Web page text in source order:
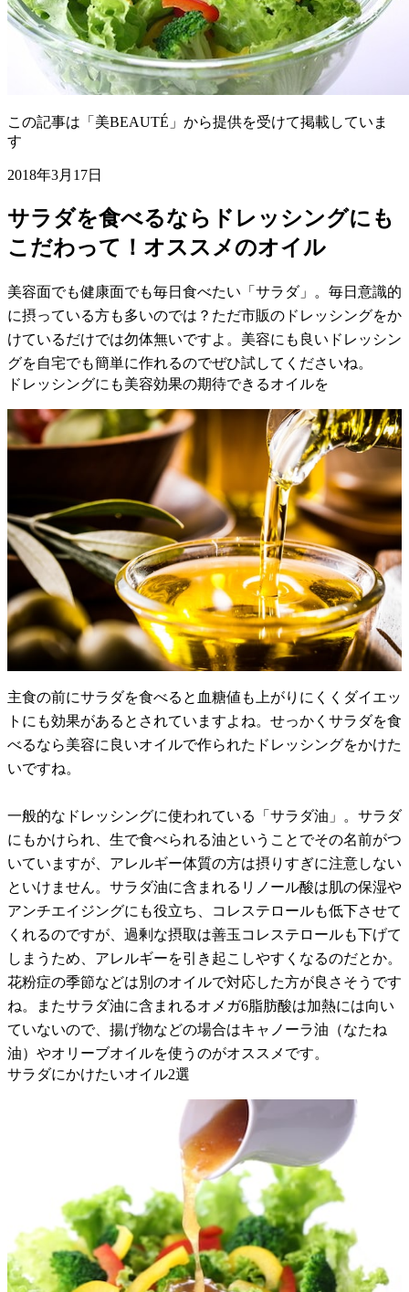
この記事は「美BEAUTÉ」から提供を受けて掲載していま
す
2018年3月17日
サラダを食べるならドレッシングにも
こだわって！オススメのオイル
美容面でも健康面でも毎日食べたい「サラダ」。毎日意識的
に摂っている方も多いのでは？ただ市販のドレッシングをか
けているだけでは勿体無いですよ。美容にも良いドレッシン
グを自宅でも簡単に作れるのでぜひ試してくださいね。
ドレッシングにも美容効果の期待できるオイルを
主食の前にサラダを食べると血糖値も上がりにくくダイエッ
トにも効果があるとされていますよね。せっかくサラダを食
べるなら美容に良いオイルで作られたドレッシングをかけた
いですね。
一般的なドレッシングに使われている「サラダ油」。サラダ
にもかけられ、生で食べられる油ということでその名前がつ
いていますが、アレルギー体質の方は摂りすぎに注意しない
といけません。サラダ油に含まれるリノール酸は肌の保湿や
アンチエイジングにも役立ち、コレステロールも低下させて
くれるのですが、過剰な摂取は善玉コレステロールも下げて
しまうため、アレルギーを引き起こしやすくなるのだとか。
花粉症の季節などは別のオイルで対応した方が良さそうです
ね。またサラダ油に含まれるオメガ6脂肪酸は加熱には向い
ていないので、揚げ物などの場合はキャノーラ油（なたね
油）やオリーブオイルを使うのがオススメです。
サラダにかけたいオイル2選